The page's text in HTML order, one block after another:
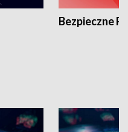
Bezpieczne